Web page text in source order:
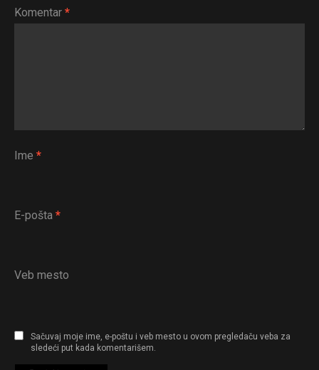
Komentar *
Ime *
E-pošta *
Veb mesto
Sačuvaj moje ime, e-poštu i veb mesto u ovom pregledaču veba za
sledeći put kada komentarišem.